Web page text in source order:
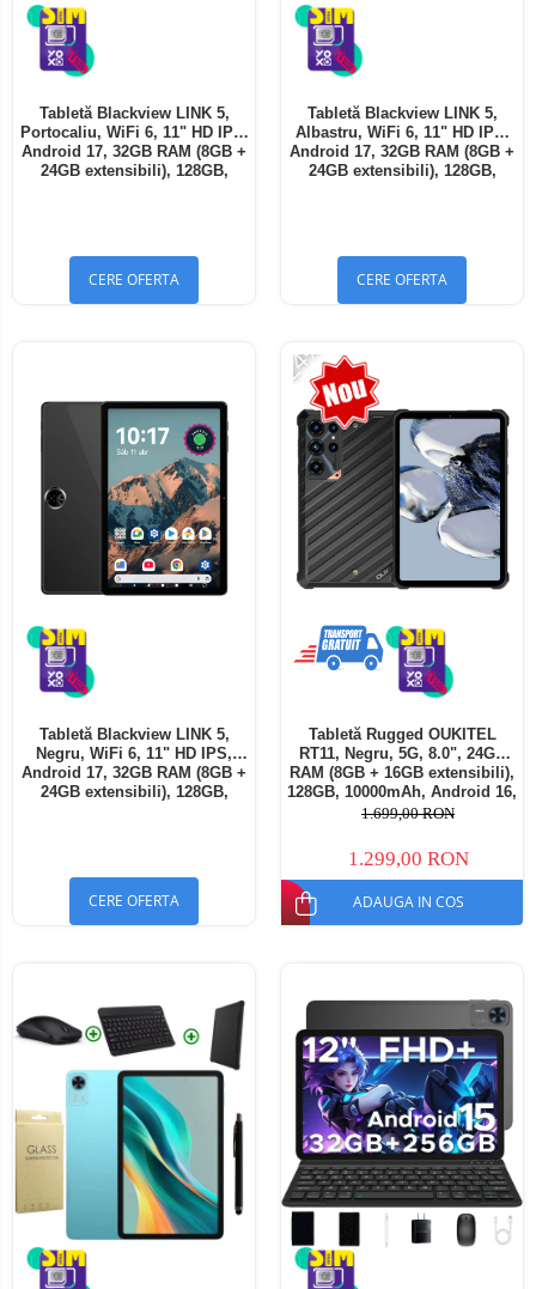
Tabletă Blackview LINK 5,
Portocaliu, WiFi 6, 11" HD IPS,
Android 17, 32GB RAM (8GB +
24GB extensibili), 128GB,
CERE OFERTA
Tabletă Blackview LINK 5,
Albastru, WiFi 6, 11" HD IPS,
Android 17, 32GB RAM (8GB +
24GB extensibili), 128GB,
CERE OFERTA
Tabletă Blackview LINK 5,
Negru, WiFi 6, 11" HD IPS,
Android 17, 32GB RAM (8GB +
24GB extensibili), 128GB,
CERE OFERTA
-24%
Tabletă Rugged OUKITEL
RT11, Negru, 5G, 8.0", 24GB
RAM (8GB + 16GB extensibili),
128GB, 10000mAh, Android 16,
Cameră 16MP AI, Dock
1.699,00 RON
1.299,00 RON
ADAUGA IN COS